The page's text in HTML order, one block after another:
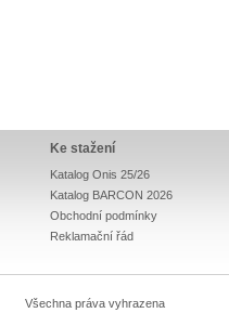
Ke stažení
Katalog Onis 25/26
Katalog BARCON 2026
Obchodní podmínky
Reklamační řád
Všechna práva vyhrazena